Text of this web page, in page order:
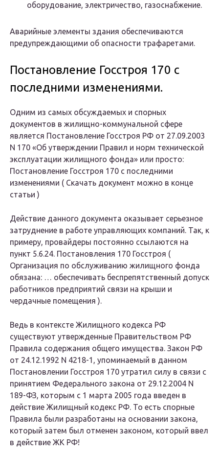
оборудование, электричество, газоснабжение.
Аварийные элементы здания обеспечиваются
предупреждающими об опасности трафаретами.
Постановление Госстроя 170 с
последними изменениями.
Одним из самых обсуждаемых и спорных
документов в жилищно-коммунальной сфере
является Постановление Госстроя РФ от 27.09.2003
N 170 «Об утверждении Правил и норм технической
эксплуатации жилищного фонда» или просто:
Постановление Госстроя 170 с последними
изменениями ( Скачать документ можно в конце
статьи )
Действие данного документа оказывает серьезное
затруднение в работе управляющих компаний. Так, к
примеру, провайдеры постоянно ссылаются на
пункт 5.6.24. Постановления 170 Госстроя (
Организация по обслуживанию жилищного фонда
обязана: … обеспечивать беспрепятственный допуск
работников предприятий связи на крыши и
чердачные помещения ).
Ведь в контексте Жилищного кодекса РФ
существуют утвержденные Правительством РФ
Правила содержания общего имущества. Закон РФ
от 24.12.1992 N 4218-1, упоминаемый в данном
Постановлении Госстроя 170 утратил силу в связи с
принятием Федерального закона от 29.12.2004 N
189-ФЗ, которым с 1 марта 2005 года введен в
действие Жилищный кодекс РФ. То есть спорные
Правила были разработаны на основании закона,
который затем был отменен законом, который ввел
в действие ЖК РФ!